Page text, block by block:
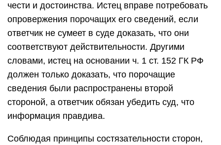
чести и достоинства. Истец вправе потребовать
опровержения порочащих его сведений, если
ответчик не сумеет в суде доказать, что они
соответствуют действительности. Другими
словами, истец на основании ч. 1 ст. 152 ГК РФ
должен только доказать, что порочащие
сведения были распространены второй
стороной, а ответчик обязан убедить суд, что
информация правдива.
Соблюдая принципы состязательности сторон,